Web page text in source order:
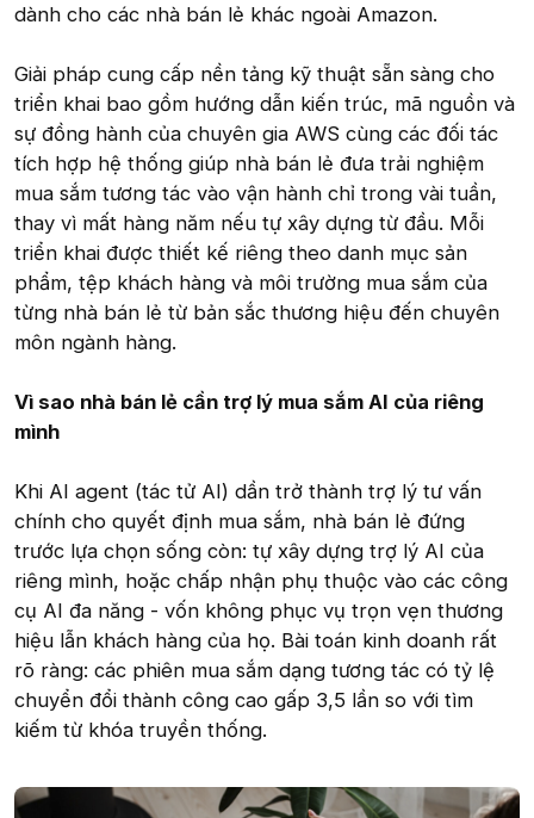
dành cho các nhà bán lẻ khác ngoài Amazon.
Giải pháp cung cấp nền tảng kỹ thuật sẵn sàng cho
triển khai bao gồm hướng dẫn kiến trúc, mã nguồn và
sự đồng hành của chuyên gia AWS cùng các đối tác
tích hợp hệ thống giúp nhà bán lẻ đưa trải nghiệm
mua sắm tương tác vào vận hành chỉ trong vài tuần,
thay vì mất hàng năm nếu tự xây dựng từ đầu. Mỗi
triển khai được thiết kế riêng theo danh mục sản
phẩm, tệp khách hàng và môi trường mua sắm của
từng nhà bán lẻ từ bản sắc thương hiệu đến chuyên
môn ngành hàng.
Vì sao nhà bán lẻ cần trợ lý mua sắm AI của riêng
mình
Khi AI agent (tác tử AI) dần trở thành trợ lý tư vấn
chính cho quyết định mua sắm, nhà bán lẻ đứng
trước lựa chọn sống còn: tự xây dựng trợ lý AI của
riêng mình, hoặc chấp nhận phụ thuộc vào các công
cụ AI đa năng - vốn không phục vụ trọn vẹn thương
hiệu lẫn khách hàng của họ. Bài toán kinh doanh rất
rõ ràng: các phiên mua sắm dạng tương tác có tỷ lệ
chuyển đổi thành công cao gấp 3,5 lần so với tìm
kiếm từ khóa truyền thống.